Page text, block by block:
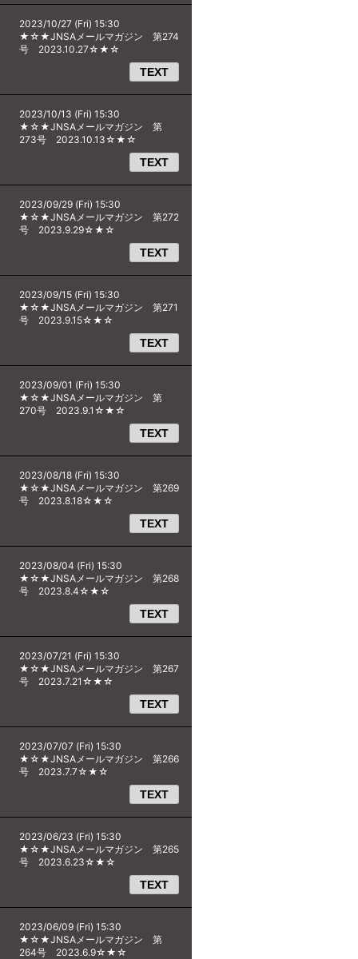
2023/10/27 (Fri) 15:30
★☆★JNSAメールマガジン 第274
号 2023.10.27☆★☆
TEXT
2023/10/13 (Fri) 15:30
★☆★JNSAメールマガジン 第
273号 2023.10.13☆★☆
TEXT
2023/09/29 (Fri) 15:30
★☆★JNSAメールマガジン 第272
号 2023.9.29☆★☆
TEXT
2023/09/15 (Fri) 15:30
★☆★JNSAメールマガジン 第271
号 2023.9.15☆★☆
TEXT
2023/09/01 (Fri) 15:30
★☆★JNSAメールマガジン 第
270号 2023.9.1☆★☆
TEXT
2023/08/18 (Fri) 15:30
★☆★JNSAメールマガジン 第269
号 2023.8.18☆★☆
TEXT
2023/08/04 (Fri) 15:30
★☆★JNSAメールマガジン 第268
号 2023.8.4☆★☆
TEXT
2023/07/21 (Fri) 15:30
★☆★JNSAメールマガジン 第267
号 2023.7.21☆★☆
TEXT
2023/07/07 (Fri) 15:30
★☆★JNSAメールマガジン 第266
号 2023.7.7☆★☆
TEXT
2023/06/23 (Fri) 15:30
★☆★JNSAメールマガジン 第265
号 2023.6.23☆★☆
TEXT
2023/06/09 (Fri) 15:30
★☆★JNSAメールマガジン 第
264号 2023.6.9☆★☆